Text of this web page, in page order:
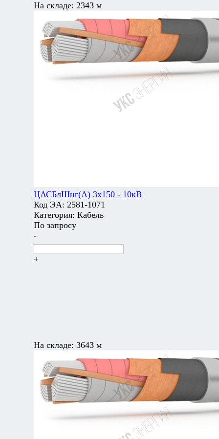
На складе: 2343 м
ЦАСБлШнг(А) 3х150 - 10кВ
Код ЭА: 2581-1071
Категория: Кабель
По запросу
-
+
На складе: 3643 м